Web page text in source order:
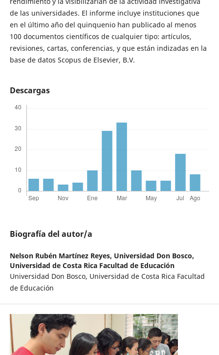
de las universidades. El informe incluye instituciones que
en el último año del quinquenio han publicado al menos
100 documentos científicos de cualquier tipo: artículos,
revisiones, cartas, conferencias, y que están indizadas en la
base de datos Scopus de Elsevier, B.V.
Descargas
Biografía del autor/a
Nelson Rubén Martínez Reyes, Universidad Don Bosco,
Universidad de Costa Rica Facultad de Educación
Universidad Don Bosco, Universidad de Costa Rica Facultad
de Educación